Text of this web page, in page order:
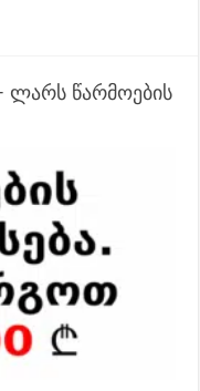
ლარს წარმოების